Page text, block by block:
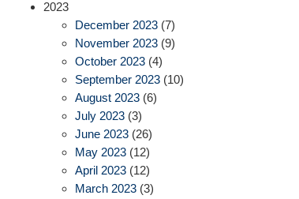
2023
December 2023(7)
November 2023(9)
October 2023(4)
September 2023(10)
August 2023(6)
July 2023(3)
June 2023(26)
May 2023(12)
April 2023(12)
March 2023(3)